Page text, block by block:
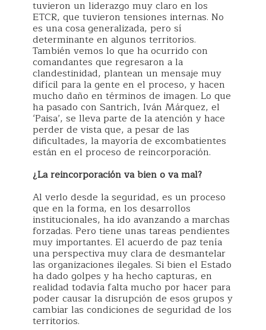
tuvieron un liderazgo muy claro en los
ETCR, que tuvieron tensiones internas. No
es una cosa generalizada, pero sí
determinante en algunos territorios.
También vemos lo que ha ocurrido con
comandantes que regresaron a la
clandestinidad, plantean un mensaje muy
difícil para la gente en el proceso, y hacen
mucho daño en términos de imagen. Lo que
ha pasado con Santrich, Iván Márquez, el
‘Paisa’, se lleva parte de la atención y hace
perder de vista que, a pesar de las
dificultades, la mayoría de excombatientes
están en el proceso de reincorporación.
¿La reincorporación va bien o va mal?
Al verlo desde la seguridad, es un proceso
que en la forma, en los desarrollos
institucionales, ha ido avanzando a marchas
forzadas. Pero tiene unas tareas pendientes
muy importantes. El acuerdo de paz tenía
una perspectiva muy clara de desmantelar
las organizaciones ilegales. Si bien el Estado
ha dado golpes y ha hecho capturas, en
realidad todavía falta mucho por hacer para
poder causar la disrupción de esos grupos y
cambiar las condiciones de seguridad de los
territorios.